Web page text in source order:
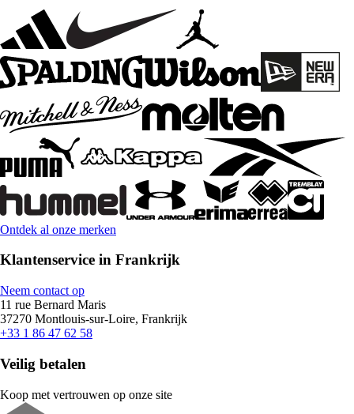
Ontdek al onze merken
Klantenservice in Frankrijk
Neem contact op
11 rue Bernard Maris
37270 Montlouis-sur-Loire, Frankrijk
+33 1 86 47 62 58
Veilig betalen
Koop met vertrouwen op onze site